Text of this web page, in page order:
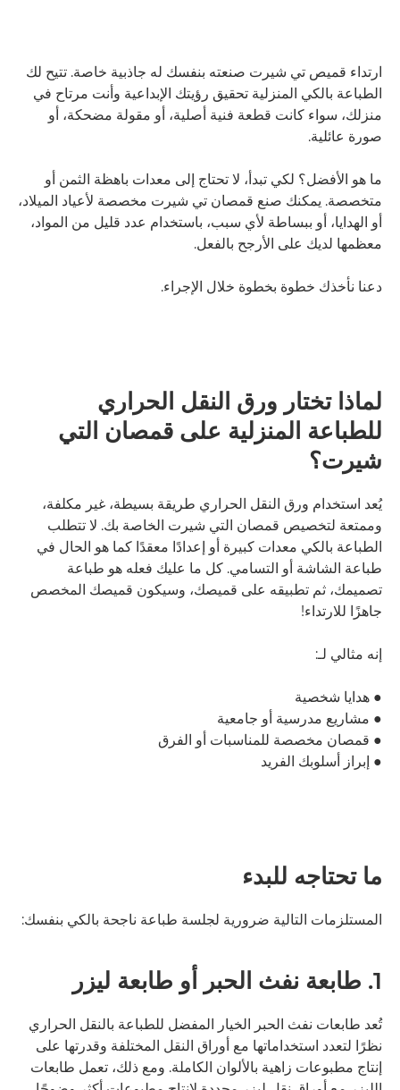
ارتداء قميص تي شيرت صنعته بنفسك له جاذبية خاصة. تتيح لك
الطباعة بالكي المنزلية تحقيق رؤيتك الإبداعية وأنت مرتاح في
منزلك، سواء كانت قطعة فنية أصلية، أو مقولة مضحكة، أو
صورة عائلية.
ما هو الأفضل؟ لكي تبدأ، لا تحتاج إلى معدات باهظة الثمن أو
متخصصة. يمكنك صنع قمصان تي شيرت مخصصة لأعياد الميلاد،
أو الهدايا، أو ببساطة لأي سبب، باستخدام عدد قليل من المواد،
معظمها لديك على الأرجح بالفعل.
دعنا نأخذك خطوة بخطوة خلال الإجراء.
لماذا تختار ورق النقل الحراري
للطباعة المنزلية على قمصان التي
شيرت؟
يُعد استخدام ورق النقل الحراري طريقة بسيطة، غير مكلفة،
وممتعة لتخصيص قمصان التي شيرت الخاصة بك. لا تتطلب
الطباعة بالكي معدات كبيرة أو إعدادًا معقدًا كما هو الحال في
طباعة الشاشة أو التسامي. كل ما عليك فعله هو طباعة
تصميمك، ثم تطبيقه على قميصك، وسيكون قميصك المخصص
جاهزًا للارتداء!
إنه مثالي لـ:
● هدايا شخصية
● مشاريع مدرسية أو جامعية
● قمصان مخصصة للمناسبات أو الفرق
● إبراز أسلوبك الفريد
ما تحتاجه للبدء
المستلزمات التالية ضرورية لجلسة طباعة ناجحة بالكي بنفسك:
1. طابعة نفث الحبر أو طابعة ليزر
تُعد طابعات نفث الحبر الخيار المفضل للطباعة بالنقل الحراري
نظرًا لتعدد استخداماتها مع أوراق النقل المختلفة وقدرتها على
إنتاج مطبوعات زاهية بالألوان الكاملة. ومع ذلك، تعمل طابعات